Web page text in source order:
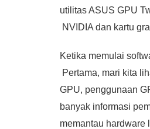
utilitas ASUS GPU
NVIDIA dan kartu
Ketika memulai
Pertama, mari kita
GPU, penggunaan
banyak informasi
memantau